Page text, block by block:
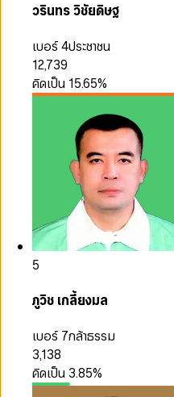
วรินทร วิชัยดิษฐ
เบอร์ 4ประชาชน
12,739
คิดเป็น 15.65%
5
ภูวิช เกลี้ยงมล
เบอร์ 7กล้าธรรม
3,138
คิดเป็น 3.85%